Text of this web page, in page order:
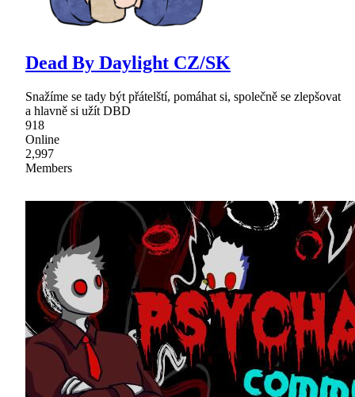
Dead By Daylight CZ/SK
Snažíme se tady být přátelští, pomáhat si, společně se zlepšovat
a hlavně si užít DBD
918
Online
2,997
Members